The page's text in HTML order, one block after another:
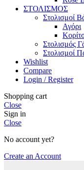
ΣΤΟΛΙΣΜΟΣ
Στολισμοί
Αγόρι
Στολισμός
Στολισμοί
Wishlist
Compare
Login / Register
Shopping cart
Close
Sign in
Close
No account yet?
Create an Account